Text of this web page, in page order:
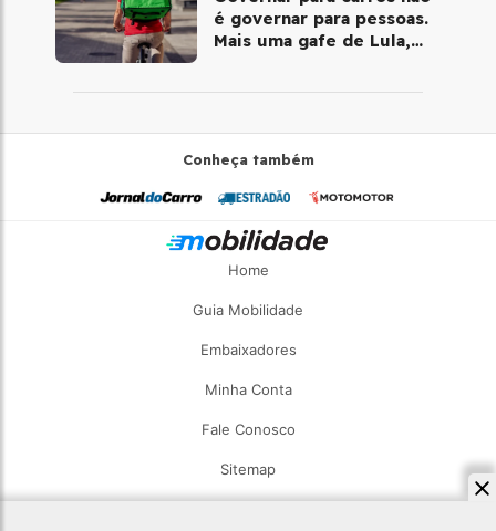
é governar para pessoas.
Mais uma gafe de Lula,
Conheça também
Home
Guia Mobilidade
Embaixadores
Minha Conta
Fale Conosco
Sitemap